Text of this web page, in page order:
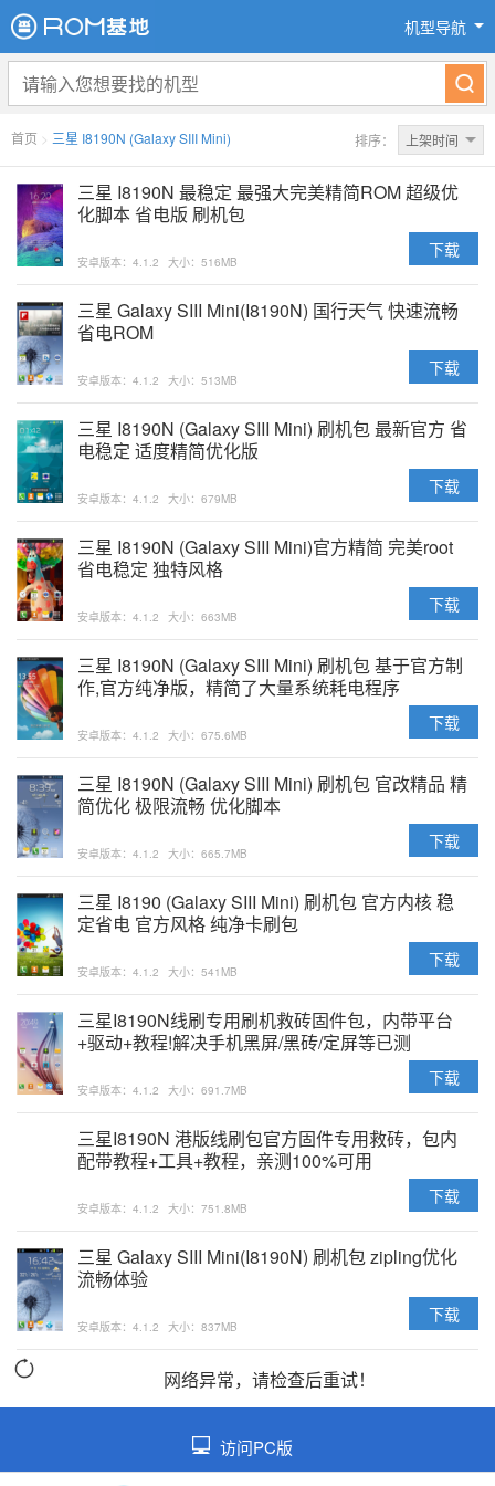
机型导航
首页 > 三星 I8190N (Galaxy SIII Mini) 排序： 上架时间
三星 I8190N 最稳定 最强大完美精简ROM 超级优
化脚本 省电版 刷机包
安卓版本：4.1.2 大小：516MB
下载
三星 Galaxy SIII Mini(I8190N) 国行天气 快速流畅
省电ROM
安卓版本：4.1.2 大小：513MB
下载
三星 I8190N (Galaxy SIII Mini) 刷机包 最新官方 省
电稳定 适度精简优化版
安卓版本：4.1.2 大小：679MB
下载
三星 I8190N (Galaxy SIII Mini)官方精简 完美root
省电稳定 独特风格
安卓版本：4.1.2 大小：663MB
下载
三星 I8190N (Galaxy SIII Mini) 刷机包 基于官方制
作,官方纯净版，精简了大量系统耗电程序
安卓版本：4.1.2 大小：675.6MB
下载
三星 I8190N (Galaxy SIII Mini) 刷机包 官改精品 精
简优化 极限流畅 优化脚本
安卓版本：4.1.2 大小：665.7MB
下载
三星 I8190 (Galaxy SIII Mini) 刷机包 官方内核 稳
定省电 官方风格 纯净卡刷包
安卓版本：4.1.2 大小：541MB
下载
三星I8190N线刷专用刷机救砖固件包，内带平台
+驱动+教程!解决手机黑屏/黑砖/定屏等已测
安卓版本：4.1.2 大小：691.7MB
下载
三星I8190N 港版线刷包官方固件专用救砖，包内
配带教程+工具+教程，亲测100%可用
安卓版本：4.1.2 大小：751.8MB
下载
三星 Galaxy SIII Mini(I8190N) 刷机包 zipling优化
流畅体验
安卓版本：4.1.2 大小：837MB
下载
网络异常，请检查后重试！
访问PC版